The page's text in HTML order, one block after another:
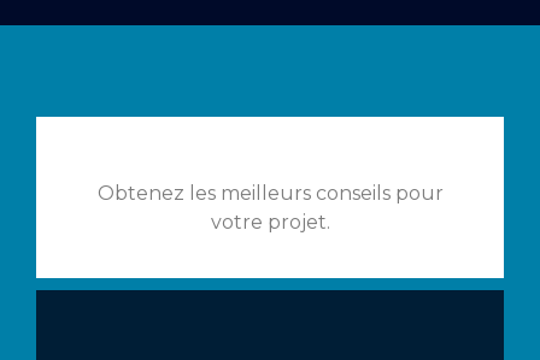
Obtenez les meilleurs conseils pour
votre projet.